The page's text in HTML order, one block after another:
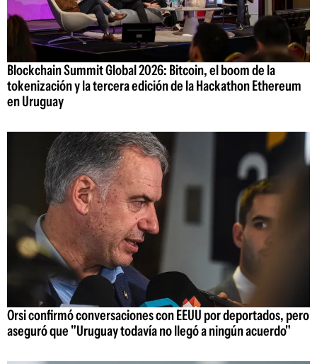
Blockchain Summit Global 2026: Bitcoin, el boom de la
tokenización y la tercera edición de la Hackathon Ethereum
en Uruguay
Orsi confirmó conversaciones con EEUU por deportados, pero
aseguró que "Uruguay todavía no llegó a ningún acuerdo"